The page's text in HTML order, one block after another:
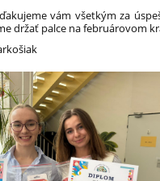
vám všetkým za
držať palce na februárovom